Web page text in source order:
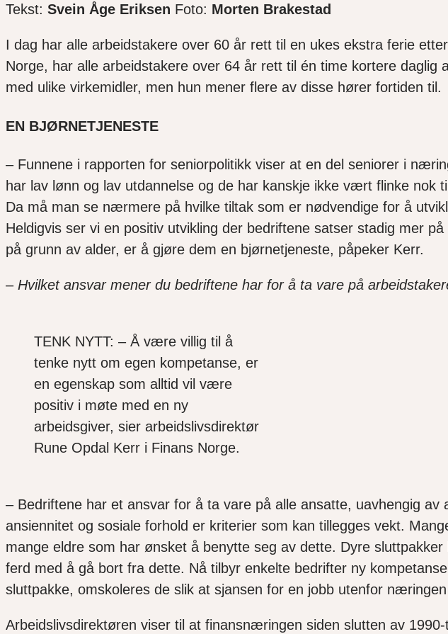
Tekst: Svein Åge Eriksen Foto: Morten Brakestad
I dag har alle arbeidstakere over 60 år rett til en ukes ekstra ferie
Norge, har alle arbeidstakere over 64 år rett til én time kortere
med ulike virkemidler, men hun mener flere av disse hører fortiden til.
EN BJØRNETJENESTE
– Funnene i rapporten for seniorpolitikk viser at en del seniorer i
har lav lønn og lav utdannelse og de har kanskje ikke vært flinke nok
Da må man se nærmere på hvilke tiltak som er nødvendige for å
Heldigvis ser vi en positiv utvikling der bedriftene satser stadig mer
på grunn av alder, er å gjøre dem en bjørnetjeneste, påpeker Kerr.
–Hvilket ansvar mener du bedriftene har for å ta vare på
TENK NYTT: – Å være villig til å
tenke nytt om egen kompetanse, er
en egenskap som alltid vil være
positiv i møte med en ny
arbeidsgiver, sier arbeidslivsdirektør
Rune Opdal Kerr i Finans Norge.
– Bedriftene har et ansvar for å ta vare på alle ansatte, uavhengig
ansiennitet og sosiale forhold er kriterier som kan tillegges vekt.
mange eldre som har ønsket å benytte seg av dette. Dyre
ferd med å gå bort fra dette. Nå tilbyr enkelte bedrifter ny
sluttpakke, omskoleres de slik at sjansen for en jobb utenfor
Arbeidslivsdirektøren viser til at finansnæringen siden slutten av